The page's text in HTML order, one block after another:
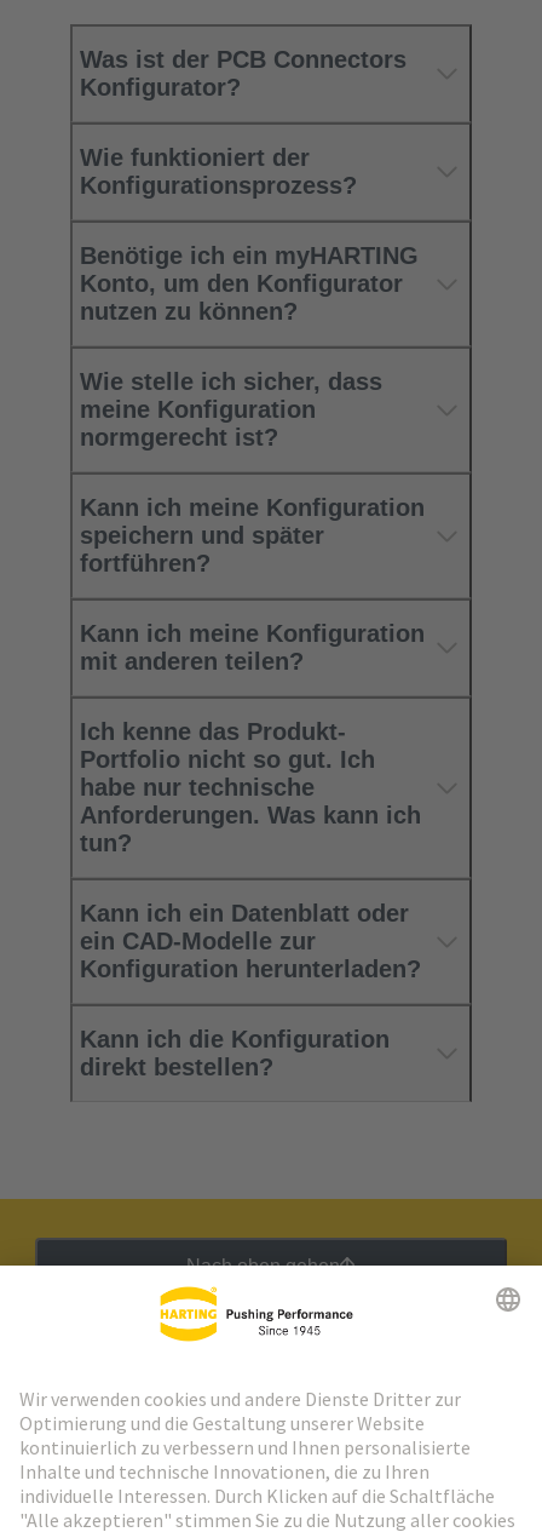
Was ist der PCB Connectors
Konfigurator?
Wie funktioniert der
Konfigurationsprozess?
Benötige ich ein myHARTING
Konto, um den Konfigurator
nutzen zu können?
Wie stelle ich sicher, dass
meine Konfiguration
normgerecht ist?
Kann ich meine Konfiguration
speichern und später
fortführen?
Kann ich meine Konfiguration
mit anderen teilen?
Ich kenne das Produkt-
Portfolio nicht so gut. Ich
habe nur technische
Anforderungen. Was kann ich
tun?
Kann ich ein Datenblatt oder
ein CAD-Modelle zur
Konfiguration herunterladen?
Kann ich die Konfiguration
direkt bestellen?
Nach oben gehen
Weiter zur Anmeldung